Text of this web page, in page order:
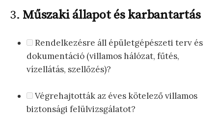
3. Műszaki állapot és karbantartás
Rendelkezésre áll épületgépészeti terv és
dokumentáció (villamos hálózat, fűtés,
vízellátás, szellőzés)?
Végrehajtották az éves kötelező villamos
biztonsági felülvizsgálatot?